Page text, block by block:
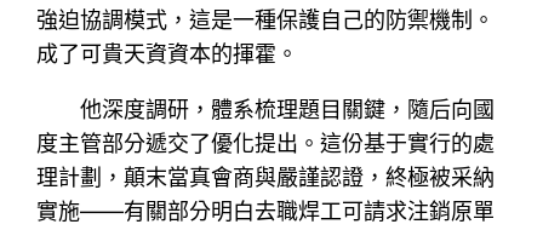
強迫協調模式，這是一種保護自己的防禦機制。
成了可貴天資資本的揮霍。
他深度調研，體系梳理題目關鍵，隨后向國
度主管部分遞交了優化提出。這份基于實行的處
理計劃，顛末當真會商與嚴謹認證，終極被采納
實施——有關部分明白去職焊工可請求注銷原單